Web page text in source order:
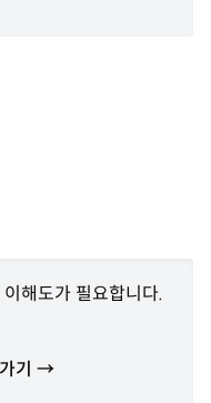
해도가 필요합니다.
기 →